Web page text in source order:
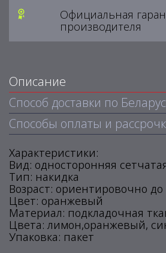
Официальная
производителя
Описание
Способ доставки по
Способы оплаты и
Характеристики:
Вид: односторонняя
Тип: накидка
Возраст: ориентировочно до
Цвет: оранжевый
Материал: подкладочная
Цвета: лимон,оранжевый,
Упаковка: пакет